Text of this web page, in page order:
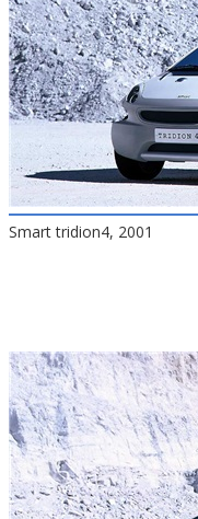
Smart tridion4, 2001